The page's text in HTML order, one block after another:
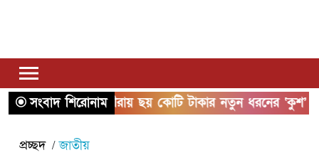
সংবাদ শিরোনাম
সাতক্ষীরায় ছয় কোটি টাকার নতুন ধরনের ‘কুশ’
প্রচ্ছদ জাতীয়